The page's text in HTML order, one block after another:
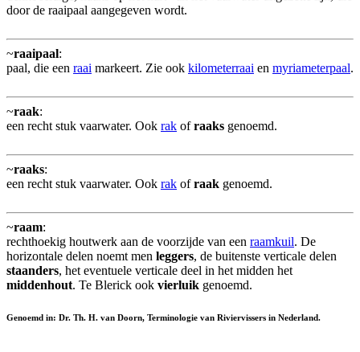
door de raaipaal aangegeven wordt.
~raaipaal:
paal, die een raai markeert. Zie ook kilometerraai en myriameterpaal.
~raak:
een recht stuk vaarwater. Ook rak ofraaks genoemd.
~raaks:
een recht stuk vaarwater. Ook rak ofraak genoemd.
~raam:
rechthoekig houtwerk aan de voorzijde van een raamkuil. De
horizontale delen noemt men leggers, de buitenste verticale delen
staanders, het eventuele verticale deel in het midden het
middenhout. Te Blerick ook vierluik genoemd.
Genoemd in: Dr. Th. H. van Doorn, Terminologie van Riviervissers in Nederland.